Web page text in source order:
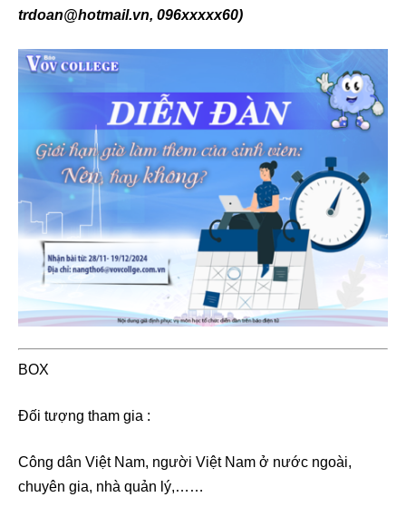
trdoan@hotmail.vn, 096xxxxx60)
BOX
Đối tượng tham gia :
Công dân Việt Nam, người Việt Nam ở nước ngoài,
chuyên gia, nhà quản lý,……